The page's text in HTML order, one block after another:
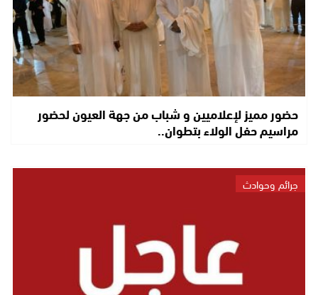
حضور مميز لإعلاميين و شباب من جهة العيون لحضور
مراسيم حفل الولاء بتطوان..
جرائم وحوادث